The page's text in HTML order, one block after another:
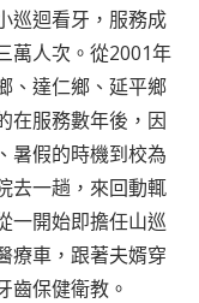
巡迴看牙，服務成
萬人次。從2001年
、達仁鄉、延平鄉
在服務數年後，因
暑假的時機到校為
去一趟，來回動輒
一開始即擔任山巡
療車，跟著夫婿穿
齒保健衛教。